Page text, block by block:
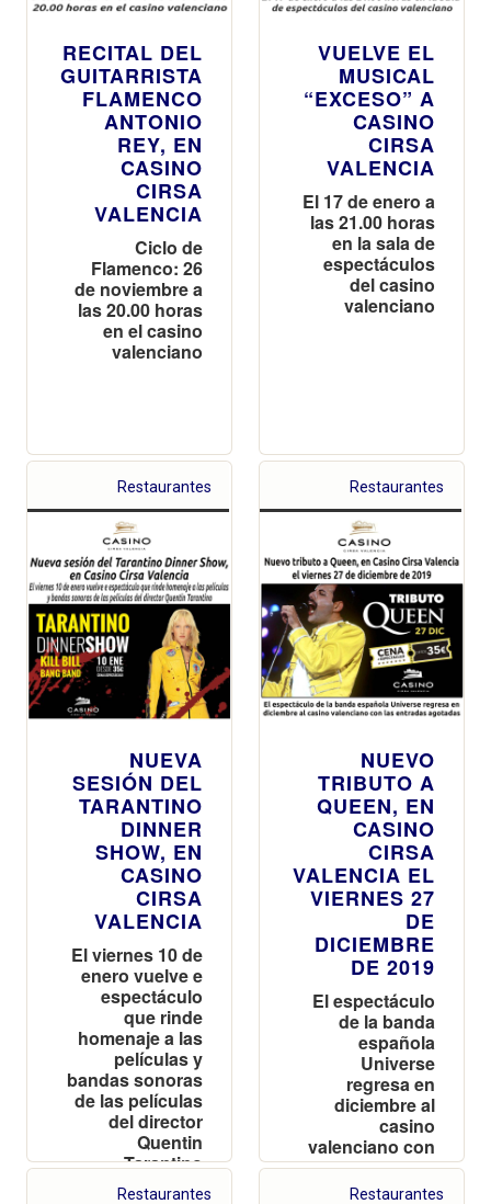
RECITAL DEL
GUITARRISTA
FLAMENCO
ANTONIO
REY, EN
CASINO
CIRSA
VALENCIA
Ciclo de
Flamenco: 26
de noviembre a
las 20.00 horas
en el casino
valenciano
VUELVE EL
MUSICAL
“EXCESO” A
CASINO
CIRSA
VALENCIA
El 17 de enero a
las 21.00 horas
en la sala de
espectáculos
del casino
valenciano
Restaurantes
NUEVA
SESIÓN DEL
TARANTINO
DINNER
SHOW, EN
CASINO
CIRSA
VALENCIA
El viernes 10 de
enero vuelve e
espectáculo
que rinde
homenaje a las
películas y
bandas sonoras
de las películas
del director
Quentin
Tarantino
Restaurantes
NUEVO
TRIBUTO A
QUEEN, EN
CASINO
CIRSA
VALENCIA EL
VIERNES 27
DE
DICIEMBRE
DE 2019
El espectáculo
de la banda
española
Universe
regresa en
diciembre al
casino
valenciano con
las entradas
agotadas
Restaurantes Restaurantes